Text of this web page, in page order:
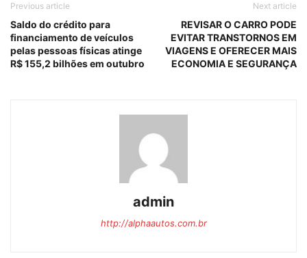
Previous article
Saldo do crédito para
financiamento de veículos
pelas pessoas físicas atinge
R$ 155,2 bilhões em outubro
Next article
REVISAR O CARRO PODE
EVITAR TRANSTORNOS EM
VIAGENS E OFERECER MAIS
ECONOMIA E SEGURANÇA
admin
http://alphaautos.com.br